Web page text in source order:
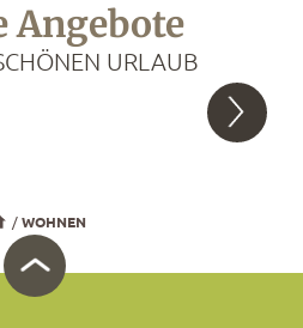
Angebote
URLAUB
WOHNEN